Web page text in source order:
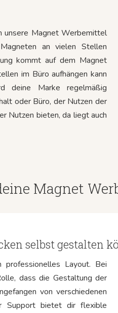
unsere Magnet Werbemittel
an vielen Stellen
kommt auf dem Magnet
im Büro aufhängen kann
deine Marke regelmäßig
oder Büro, der Nutzen der
Nutzen bieten, da liegt auch
Magnet
selbst gestalten
Layout. Bei
dass die Gestaltung der
von verschiedenen
Support bietet dir flexible